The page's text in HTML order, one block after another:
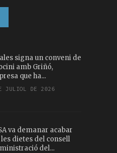
signa un conveni de
amb Griñó,
que ha...
JULIOL DE 2026
va demanar acabar
dietes del consell
del...